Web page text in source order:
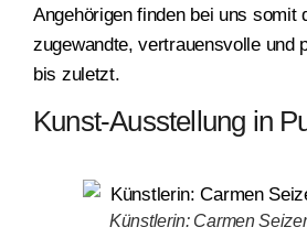
Angehörigen finden bei uns somit
zugewandte, vertrauensvolle und
bis zuletzt.
Kunst-Ausstellung in
Künstlerin: Carmen